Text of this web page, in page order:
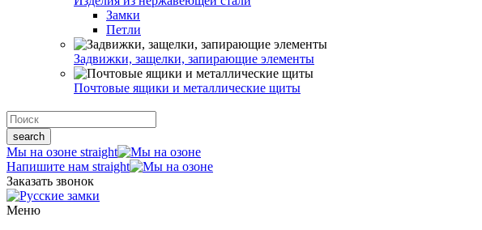
Замки
Петли
Задвижки, защелки, запирающие элементы
Почтовые ящики и металлические щиты
search
Мы на озоне straight
Напишите нам straight
Заказать звонок
Меню